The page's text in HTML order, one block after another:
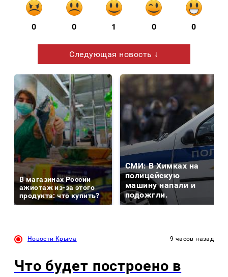
0 0 1 0 0
Следующая новость ↓
В магазинах России
ажиотаж из-за этого
продукта: что купить?
СМИ: В Химках на
полицейскую
машину напали и
подожгли.
Новости Крыма 9 часов назад
Что будет построено в